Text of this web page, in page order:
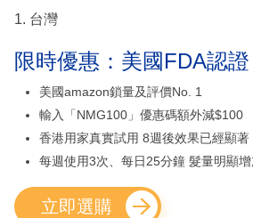
1. 台灣
限時優惠：美國FDA認
美國amazon鎖量及評價No. 1
輸入「NMG100」優惠碼額外減$100
香港用家真實試用 8週後效果已經顯著
每週使用3次、每日25分鐘 髮量明顯增
立即選購